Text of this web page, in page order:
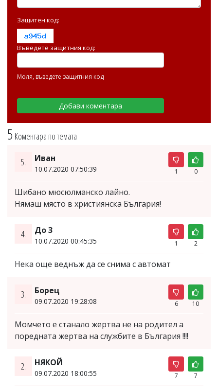
5 Коментара по темата
5. Иван
10.07.2020 07:50:39 1 0
Шибано мюсюлманско лайно.
Нямаш място в християнска България!
4. До 3
10.07.2020 00:45:35 1 2
Нека още веднъж да се снима с автомат
3. Борец
09.07.2020 19:28:08 6 10
Момчето е станало жертва не на родител а
поредната жертва на службите в България !!!!
2. НЯКОЙ
09.07.2020 18:00:55 7 7
Защитен код:
Въведете защитния код:
Моля, въведете защитния код